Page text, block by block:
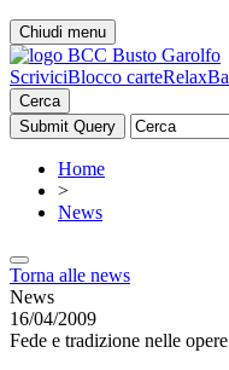
Chiudi menu
ScriviciBlocco carte
Cerca
Home
>
News
Torna alle news
News
16/04/2009
Fede e tradizione nelle